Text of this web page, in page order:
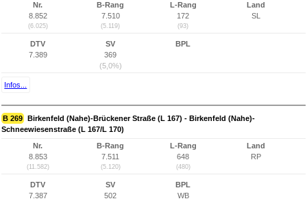
Nr.
8.852
(6.025)
B-Rang
7.510
(5.119)
L-Rang
172
(93)
Land
SL
DTV
7.389
SV
369
(5,0%)
BPL
Infos...
B 269 Birkenfeld (Nahe)-Brückener Straße (L 167) - Birkenfeld (Nahe)-
Schneewiesenstraße (L 167/L 170)
Nr.
8.853
(11.582)
B-Rang
7.511
(5.120)
L-Rang
648
(480)
Land
RP
DTV
7.387
SV
502
BPL
WB